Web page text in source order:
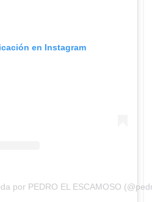
en Instagram
por PEDRO EL ESCAMOSO